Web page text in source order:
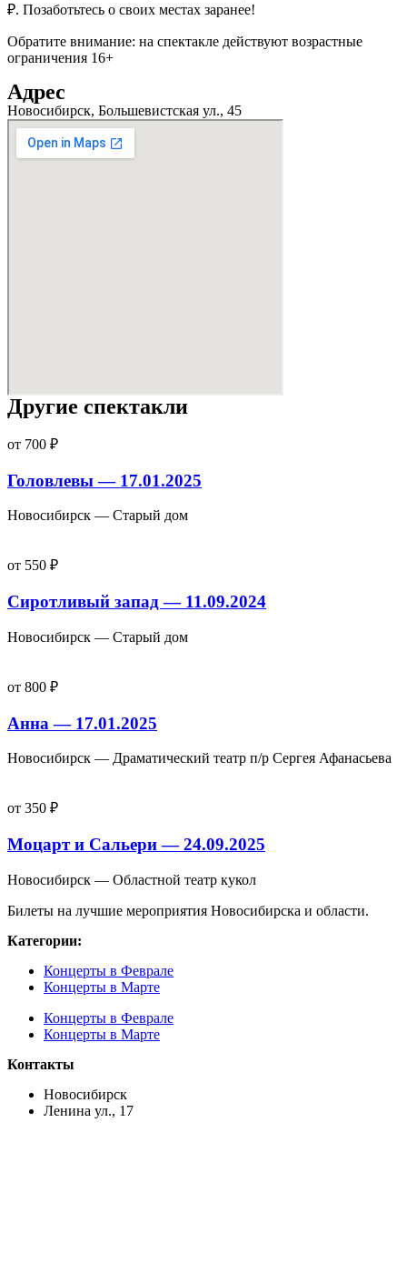
₽. Позаботьтесь о своих местах заранее!
Обратите внимание: на спектакле действуют возрастные
ограничения 16+
Адрес
Новосибирск, Большевистская ул., 45
Другие спектакли
от 700 ₽
Головлевы — 17.01.2025
Новосибирск — Старый дом
от 550 ₽
Сиротливый запад — 11.09.2024
Новосибирск — Старый дом
от 800 ₽
Анна — 17.01.2025
Новосибирск — Драматический театр п/р Сергея Афанасьева
от 350 ₽
Моцарт и Сальери — 24.09.2025
Новосибирск — Областной театр кукол
Билеты на лучшие мероприятия Новосибирска и области.
Категории:
Концерты в Феврале
Концерты в Марте
Концерты в Феврале
Концерты в Марте
Контакты
Новосибирск
Ленина ул., 17